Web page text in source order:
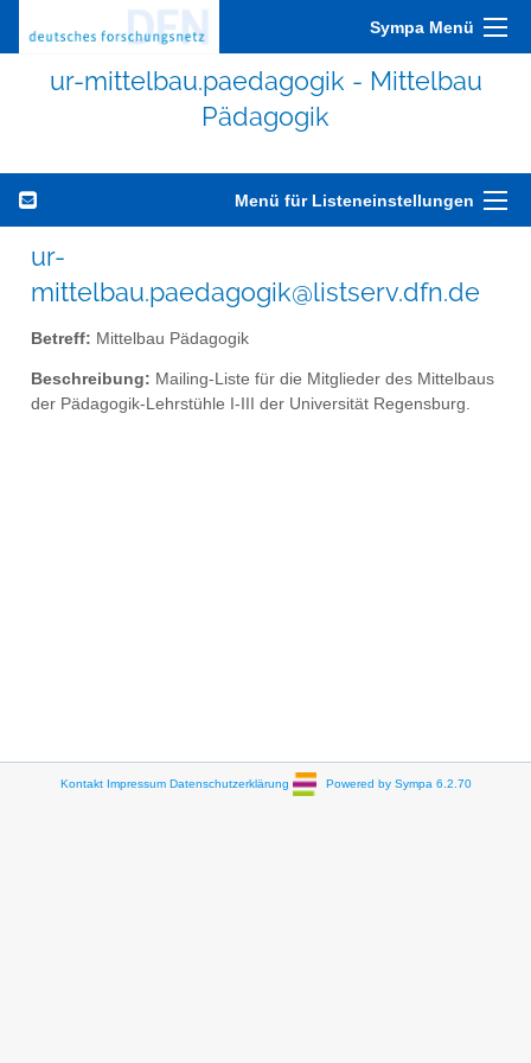
Sympa Menü
ur-mittelbau.paedagogik - Mittelbau
Pädagogik
Menü für Listeneinstellungen
ur-
mittelbau.paedagogik@listserv.dfn.de
Betreff: Mittelbau Pädagogik
Beschreibung: Mailing-Liste für die Mitglieder des Mittelbaus
der Pädagogik-Lehrstühle I-III der Universität Regensburg.
Kontakt Impressum Datenschutzerklärung Powered by Sympa 6.2.70